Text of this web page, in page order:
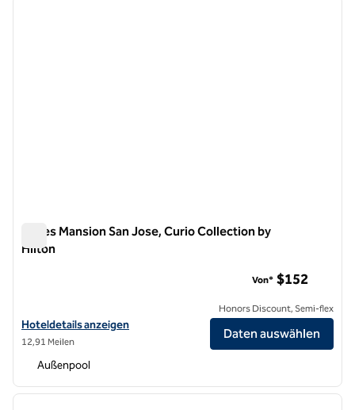
1 von 12
Hayes Mansion San Jose, Curio Collection by
Hilton
Hoteldetails für Hayes Mansion San Jose, Curio Collection by Hilton
Hoteldetails anzeigen
12,91 Meilen
Von* $152
Honors Discount, Semi-flex
Daten auswählen
Außenpool
1 von 10